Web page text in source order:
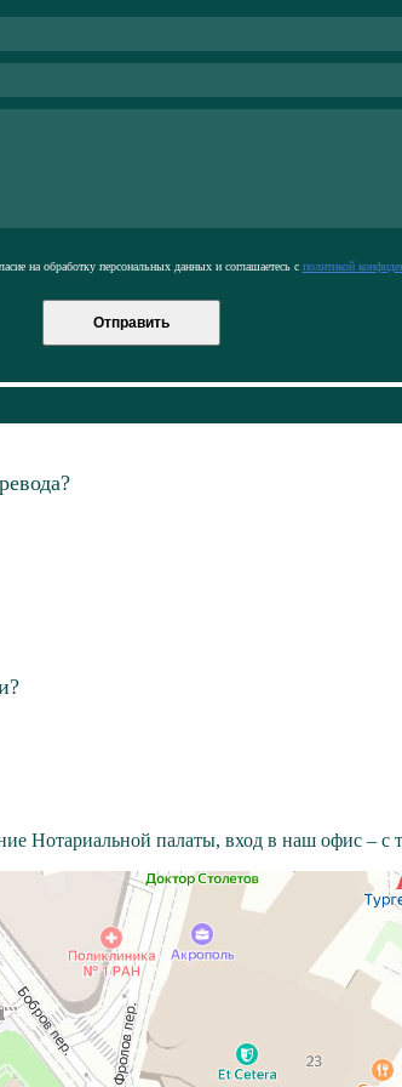
на обработку персональных данных и соглашаетесь с политикой
Отправить
Нотариальной палаты, вход в наш офис – с